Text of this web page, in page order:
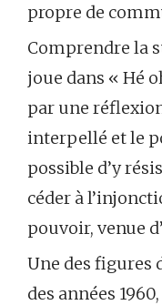
propre de
Comprendre la
joue dans « Hé
par une
interpellé et le
possible d’y
céder à
pouvoir, venue
Une des figures
des années